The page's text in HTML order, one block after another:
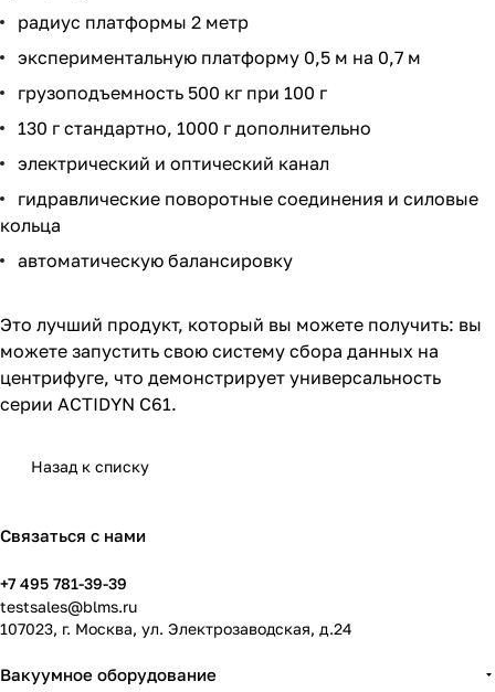
радиус платформы 2 метр
экспериментальную платформу 0,5 м на 0,7 м
грузоподъемность 500 кг при 100 г
130 г стандартно, 1000 г дополнительно
электрический и оптический канал
гидравлические поворотные соединения и силовые
кольца
автоматическую балансировку
Это лучший продукт, который вы можете получить: вы
можете запустить свою систему сбора данных на
центрифуге, что демонстрирует универсальность
серии ACTIDYN C61.
Назад к списку
Связаться с нами
+7 495 781-39-39
testsales@blms.ru
107023, г. Москва, ул. Электрозаводская, д.24
Вакуумное оборудование